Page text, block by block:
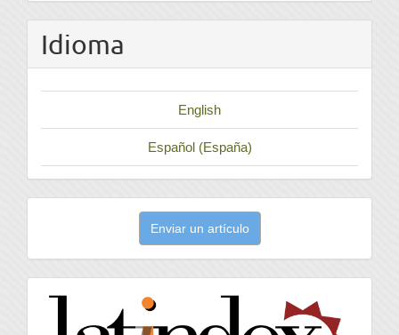
Idioma
English
Español (España)
artículo
Enviar un artículo
latindex